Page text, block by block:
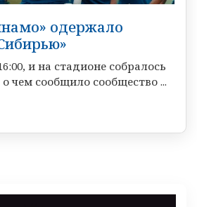
одержало
и на стадионе собралось
чем сообщило сообщество ...